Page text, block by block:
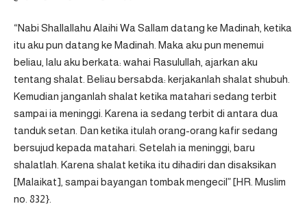
“Nabi Shallallahu Alaihi Wa Sallam datang ke Madinah, ketika
itu aku pun datang ke Madinah. Maka aku pun menemui
beliau, lalu aku berkata: wahai Rasulullah, ajarkan aku
tentang shalat. Beliau bersabda: kerjakanlah shalat shubuh.
Kemudian janganlah shalat ketika matahari sedang terbit
sampai ia meninggi. Karena ia sedang terbit di antara dua
tanduk setan. Dan ketika itulah orang-orang kafir sedang
bersujud kepada matahari. Setelah ia meninggi, baru
shalatlah. Karena shalat ketika itu dihadiri dan disaksikan
[Malaikat], sampai bayangan tombak mengecil” [HR. Muslim
no. 832}.